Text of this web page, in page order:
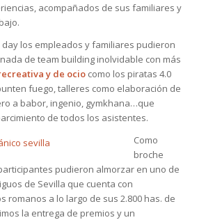
acompañados de sus familiares y
day los empleados y familiares pudieron
de team building inolvidable con más
y de ociocomo los piratas 4.0
fuego, talleres como elaboración de
a babor, ingenio, gymkhana…que
de todos los asistentes.
Como
broche
pudieron almorzar en uno de
de Sevilla que cuenta con
romanos a lo largo de sus 2.800 has. de
la entrega de premios y un